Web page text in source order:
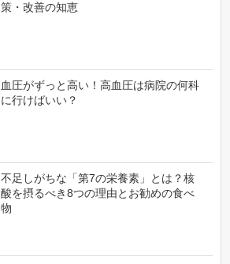
策・改善の知恵
血圧がずっと高い！高血圧は病院の何科
に行けばいい？
不足しがちな「第7の栄養素」とは？核
酸を摂るべき8つの理由とお勧めの食べ
物